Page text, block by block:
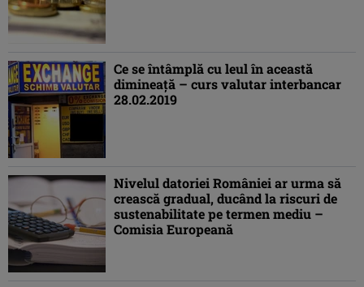
Ce se întâmplă cu leul în această
dimineaţă – curs valutar interbancar
28.02.2019
Nivelul datoriei României ar urma să
crească gradual, ducând la riscuri de
sustenabilitate pe termen mediu –
Comisia Europeană